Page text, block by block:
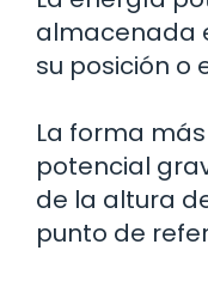
almacenada
su posición o
La forma
potencial
de la altura
punto de